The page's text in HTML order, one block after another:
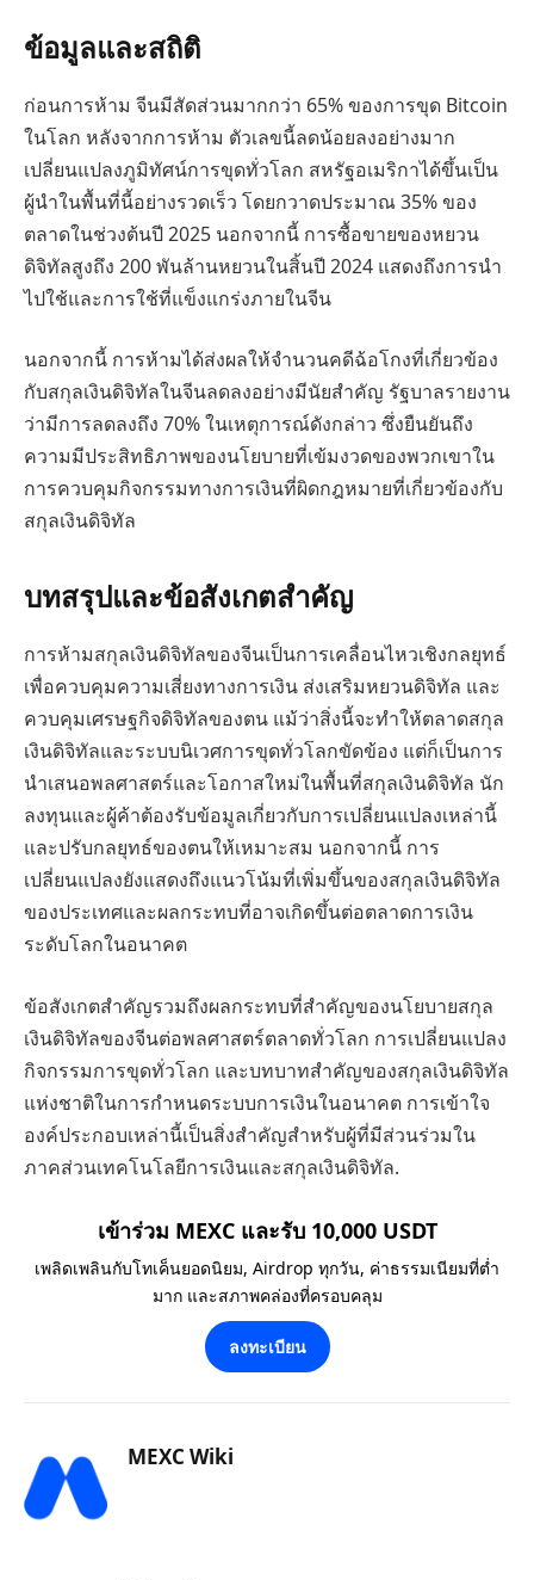
ข้อมูลและสถิติ
ก่อนการห้าม จีนมีสัดส่วนมากกว่า 65% ของการขุด Bitcoin
ในโลก หลังจากการห้าม ตัวเลขนี้ลดน้อยลงอย่างมาก
เปลี่ยนแปลงภูมิทัศน์การขุดทั่วโลก สหรัฐอเมริกาได้ขึ้นเป็น
ผู้นำในพื้นที่นี้อย่างรวดเร็ว โดยกวาดประมาณ 35% ของ
ตลาดในช่วงต้นปี 2025 นอกจากนี้ การซื้อขายของหยวน
ดิจิทัลสูงถึง 200 พันล้านหยวนในสิ้นปี 2024 แสดงถึงการนำ
ไปใช้และการใช้ที่แข็งแกร่งภายในจีน
นอกจากนี้ การห้ามได้ส่งผลให้จำนวนคดีฉ้อโกงที่เกี่ยวข้อง
กับสกุลเงินดิจิทัลในจีนลดลงอย่างมีนัยสำคัญ รัฐบาลรายงาน
ว่ามีการลดลงถึง 70% ในเหตุการณ์ดังกล่าว ซึ่งยืนยันถึง
ความมีประสิทธิภาพของนโยบายที่เข้มงวดของพวกเขาใน
การควบคุมกิจกรรมทางการเงินที่ผิดกฎหมายที่เกี่ยวข้องกับ
สกุลเงินดิจิทัล
บทสรุปและข้อสังเกตสำคัญ
การห้ามสกุลเงินดิจิทัลของจีนเป็นการเคลื่อนไหวเชิงกลยุทธ์
เพื่อควบคุมความเสี่ยงทางการเงิน ส่งเสริมหยวนดิจิทัล และ
ควบคุมเศรษฐกิจดิจิทัลของตน แม้ว่าสิ่งนี้จะทำให้ตลาดสกุล
เงินดิจิทัลและระบบนิเวศการขุดทั่วโลกขัดข้อง แต่ก็เป็นการ
นำเสนอพลศาสตร์และโอกาสใหม่ในพื้นที่สกุลเงินดิจิทัล นัก
ลงทุนและผู้ค้าต้องรับข้อมูลเกี่ยวกับการเปลี่ยนแปลงเหล่านี้
และปรับกลยุทธ์ของตนให้เหมาะสม นอกจากนี้ การ
เปลี่ยนแปลงยังแสดงถึงแนวโน้มที่เพิ่มขึ้นของสกุลเงินดิจิทัล
ของประเทศและผลกระทบที่อาจเกิดขึ้นต่อตลาดการเงิน
ระดับโลกในอนาคต
ข้อสังเกตสำคัญรวมถึงผลกระทบที่สำคัญของนโยบายสกุล
เงินดิจิทัลของจีนต่อพลศาสตร์ตลาดทั่วโลก การเปลี่ยนแปลง
กิจกรรมการขุดทั่วโลก และบทบาทสำคัญของสกุลเงินดิจิทัล
แห่งชาติในการกำหนดระบบการเงินในอนาคต การเข้าใจ
องค์ประกอบเหล่านี้เป็นสิ่งสำคัญสำหรับผู้ที่มีส่วนร่วมใน
ภาคส่วนเทคโนโลยีการเงินและสกุลเงินดิจิทัล.
เข้าร่วม MEXC และรับ 10,000 USDT
เพลิดเพลินกับโทเค็นยอดนิยม, Airdrop ทุกวัน, ค่าธรรมเนียมที่ต่ำ
มาก และสภาพคล่องที่ครอบคลุม
ลงทะเบียน
MEXC Wiki